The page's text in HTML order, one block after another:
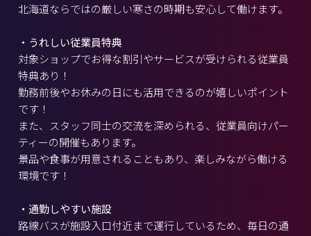
北海道ならではの厳しい寒さの時期も安心して働けます。
・うれしい従業員特典
対象ショップでお得な割引やサービスが受けられる従業員
特典あり！
勤務前後やお休みの日にも活用できるのが嬉しいポイント
です！
また、スタッフ同士の交流を深められる、従業員向けパー
ティーの開催もあります。
景品や食事が用意されることもあり、楽しみながら働ける
環境です！
・通勤しやすい施設
路線バスが施設入口付近まで運行しているため、毎日の通